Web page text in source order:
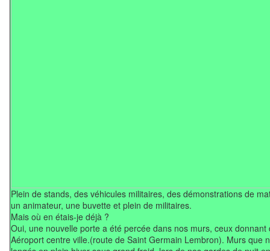
Plein de stands, des véhicules militaires, des démonstrations de
un animateur, une buvette et plein de militaires.
Mais où en étais-je déjà ?
Oui, une nouvelle porte a été percée dans nos murs, ceux donnant
Aéroport centre ville.(route de Saint Germain Lembron). Murs que